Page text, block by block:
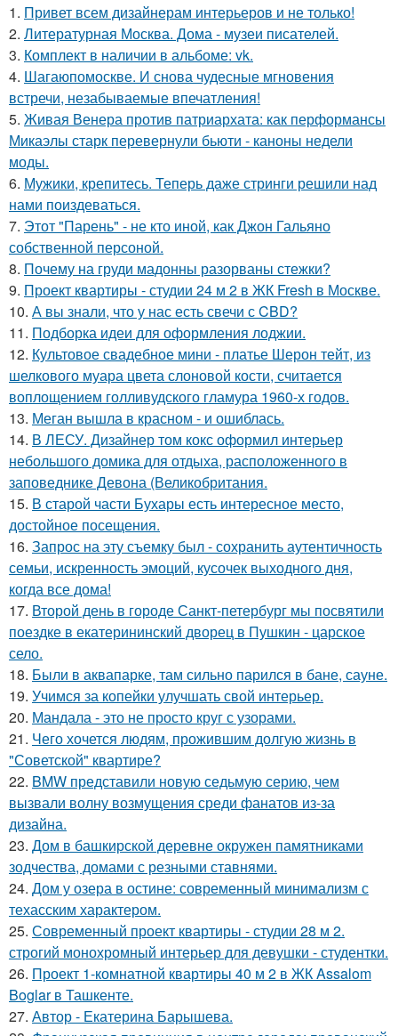
1. Привет всем дизайнерам интерьеров и не только!
2. Литературная Москва. Дома - музеи писателей.
3. Комплект в наличии в альбоме: vk.
4. Шагаюпомоскве. И снова чудесные мгновения
встречи, незабываемые впечатления!
5. Живая Венера против патриархата: как перформансы
Микаэлы старк перевернули бьюти - каноны недели
моды.
6. Мужики, крепитесь. Теперь даже стринги решили над
нами поиздеваться.
7. Этот "Парень" - не кто иной, как Джон Гальяно
собственной персоной.
8. Почему на груди мадонны разорваны стежки?
9. Проект квартиры - студии 24 м 2 в ЖК Fresh в Москве.
10. А вы знали, что у нас есть свечи с CBD?
11. Подборка идеи для оформления лоджии.
12. Культовое свадебное мини - платье Шерон тейт, из
шелкового муара цвета слоновой кости, считается
воплощением голливудского гламура 1960-х годов.
13. Меган вышла в красном - и ошиблась.
14. В ЛЕСУ. Дизайнер том кокс оформил интерьер
небольшого домика для отдыха, расположенного в
заповеднике Девона (Великобритания.
15. В старой части Бухары есть интересное место,
достойное посещения.
16. Запрос на эту съемку был - сохранить аутентичность
семьи, искренность эмоций, кусочек выходного дня,
когда все дома!
17. Второй день в городе Санкт-петербург мы посвятили
поездке в екатерининский дворец в Пушкин - царское
село.
18. Были в аквапарке, там сильно парился в бане, сауне.
19. Учимся за копейки улучшать свой интерьер.
20. Мандала - это не просто круг с узорами.
21. Чего хочется людям, прожившим долгую жизнь в
"Советской" квартире?
22. BMW представили новую седьмую серию, чем
вызвали волну возмущения среди фанатов из-за
дизайна.
23. Дом в башкирской деревне окружен памятниками
зодчества, домами с резными ставнями.
24. Дом у озера в остине: современный минимализм с
техасским характером.
25. Современный проект квартиры - студии 28 м 2.
строгий монохромный интерьер для девушки - студентки.
26. Проект 1-комнатной квартиры 40 м 2 в ЖК Assalom
Boglar в Ташкенте.
27. Автор - Екатерина Барышева.